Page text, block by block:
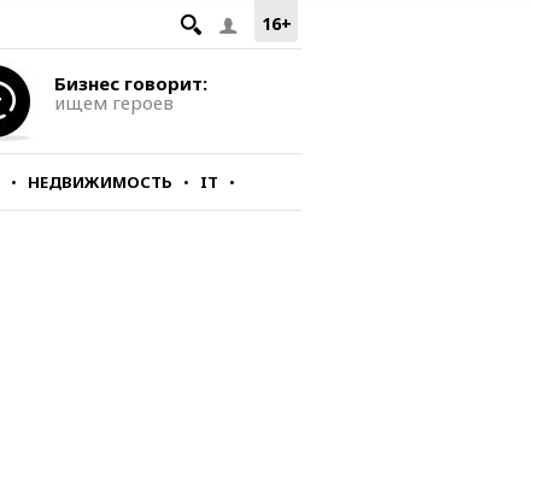
16+
Бизнес говорит:
ищем героев
НЕДВИЖИМОСТЬ IT